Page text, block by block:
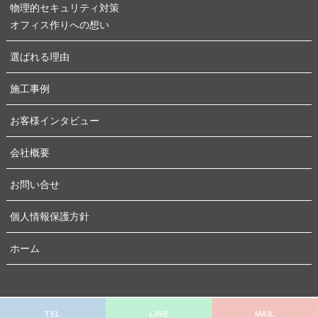
物理的セキュリティ対策
オフィス作りへの想い
選ばれる理由
施工事例
お客様インタビュー
会社概要
お問い合せ
個人情報保護方針
ホーム
TEL LINE MAIL